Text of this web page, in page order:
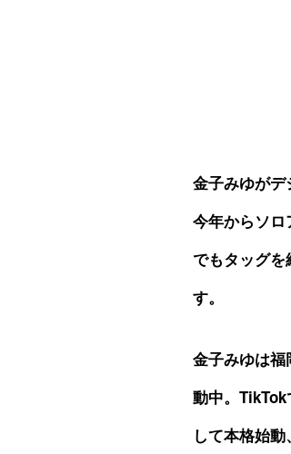
金子みゆがデ
今年からソ
でもタッグ
す。
金子みゆは
動中。TikTok
して本格始